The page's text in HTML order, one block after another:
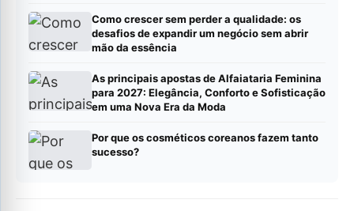
Como crescer sem perder a qualidade: os
desafios de expandir um negócio sem abrir
mão da essência
As principais apostas de Alfaiataria Feminina
para 2027: Elegância, Conforto e Sofisticação
em uma Nova Era da Moda
Por que os cosméticos coreanos fazem tanto
sucesso?